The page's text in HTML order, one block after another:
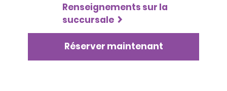
Renseignements sur la
succursale
Réserver maintenant